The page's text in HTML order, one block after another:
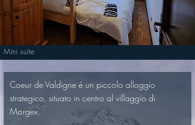
Mini suite
Coeur de Valdigne é un piccolo alloggio
strategico, situato in centro al villaggio di
Morgex.